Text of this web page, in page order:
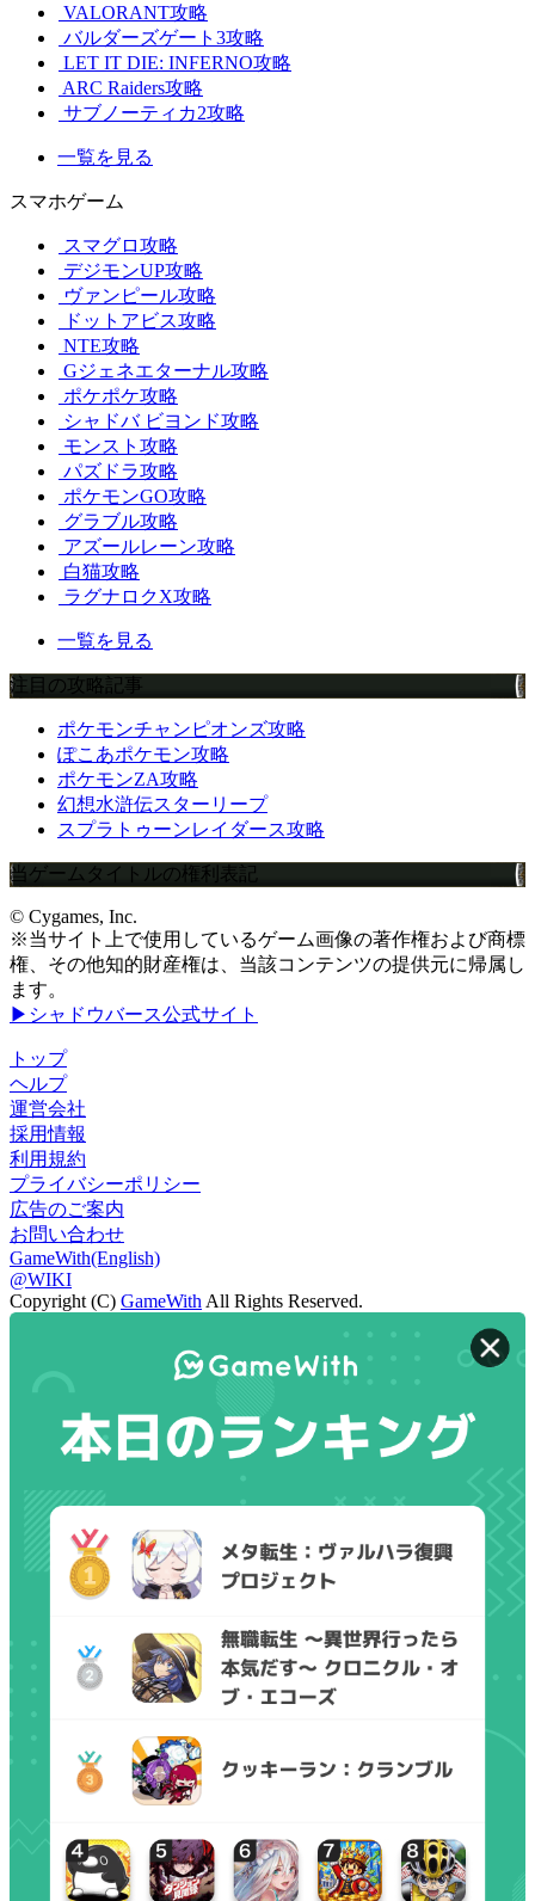
VALORANT攻略
バルダーズゲート3攻略
LET IT DIE: INFERNO攻略
ARC Raiders攻略
サブノーティカ2攻略
一覧を見る
スマホゲーム
スマグロ攻略
デジモンUP攻略
ヴァンピール攻略
ドットアビス攻略
NTE攻略
Gジェネエターナル攻略
ポケポケ攻略
シャドバ ビヨンド攻略
モンスト攻略
パズドラ攻略
ポケモンGO攻略
グラブル攻略
アズールレーン攻略
白猫攻略
ラグナロクX攻略
一覧を見る
注目の攻略記事
ポケモンチャンピオンズ攻略
ぽこあポケモン攻略
ポケモンZA攻略
幻想水滸伝スターリープ
スプラトゥーンレイダース攻略
当ゲームタイトルの権利表記
© Cygames, Inc.
※当サイト上で使用しているゲーム画像の著作権および商標
権、その他知的財産権は、当該コンテンツの提供元に帰属し
ます。
▶シャドウバース公式サイト
トップ
ヘルプ
運営会社
採用情報
利用規約
プライバシーポリシー
広告のご案内
お問い合わせ
GameWith(English)
@WIKI
Copyright (C) GameWith All Rights Reserved.